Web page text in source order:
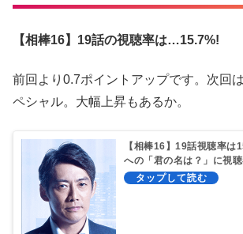
【相棒16】19話の視聴率は…15.7%!
前回より0.7ポイントアップです。次回
ペシャル。大幅上昇もあるか。
【相棒16】19話視聴率は
への「君の名は？」に視聴